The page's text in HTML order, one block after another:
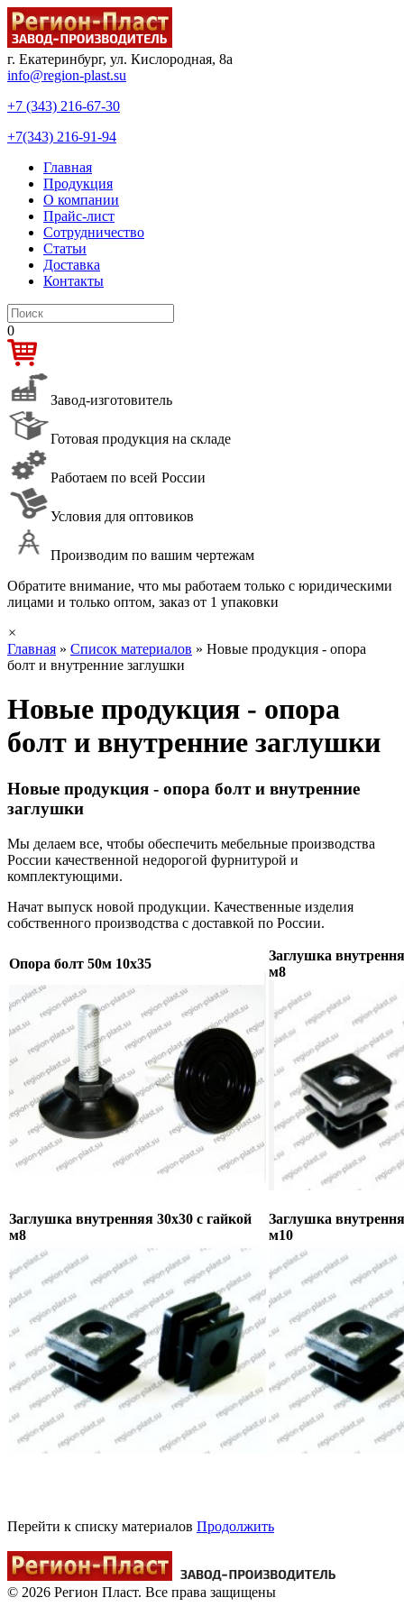
г. Екатеринбург, ул. Кислородная, 8а
info@region-plast.su
+7 (343) 216-67-30
+7(343) 216-91-94
Главная
Продукция
О компании
Прайс-лист
Сотрудничество
Статьи
Доставка
Контакты
0
Завод-изготовитель
Готовая продукция на складе
Работаем по всей России
Условия для оптовиков
Производим по вашим чертежам
Обратите внимание, что мы работаем только с юридическими
лицами и только оптом, заказ от 1 упаковки
×
Главная » Список материалов » Новые продукция - опора
болт и внутренние заглушки
Новые продукция - опора
болт и внутренние заглушки
Новые продукция - опора болт и внутренние
заглушки
Мы делаем все, чтобы обеспечить мебельные производства
России качественной недорогой фурнитурой и
комплектующими.
Начат выпуск новой продукции. Качественные изделия
собственного производства с доставкой по России.
Опора болт 50м 10х35
Заглушка
м8
Заглушка внутренняя 30х30 с гайкой
м8
Заглушка
м10
Перейти к списку материалов Продолжить
© 2026 Регион Пласт. Все права защищены